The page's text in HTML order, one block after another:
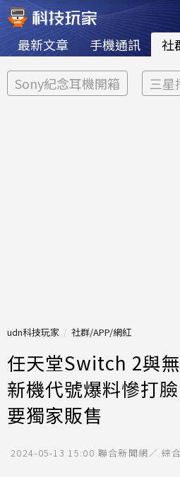
最新文章 手機通訊 社
Sony紀念耳機開箱 三星
udn科技玩家 社群/APP/網紅
任天堂Switch 2與
新機代號爆料慘打
要獨家販售
2024-05-13 15:00 聯合新聞網／ 綜